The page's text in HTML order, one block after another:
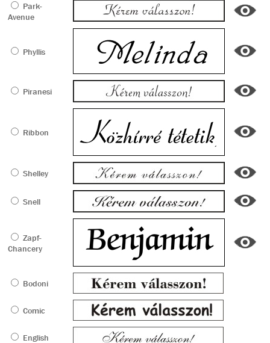
Park-
Avenue
Phyllis
Piranesi
Ribbon
Shelley
Snell
Zapf-
Chancery
Bodoni
Comic
English